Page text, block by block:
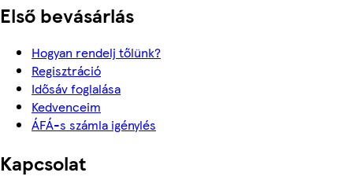
Első bevásárlás
Hogyan rendelj tőlünk?
Regisztráció
Idősáv foglalása
Kedvenceim
ÁFÁ-s számla igénylés
Kapcsolat